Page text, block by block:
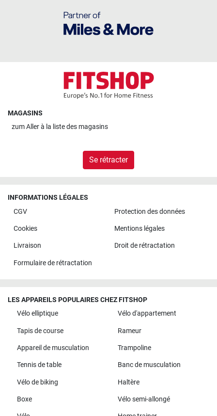
MAGASINS
zumAller à la liste des magasins
Se rétracter
INFORMATIONS LÉGALES
CGV
Protection des données
Cookies Mentions légales
Livraison Droit de rétractation
Formulaire de rétractation
LES APPAREILS POPULAIRES CHEZ FITSHOP
Vélo elliptique
Vélo d'appartement
Tapis de course Rameur
Appareil de musculation Trampoline
Tennis de table Banc de musculation
Vélo de biking Haltère
Boxe Vélo semi-allongé